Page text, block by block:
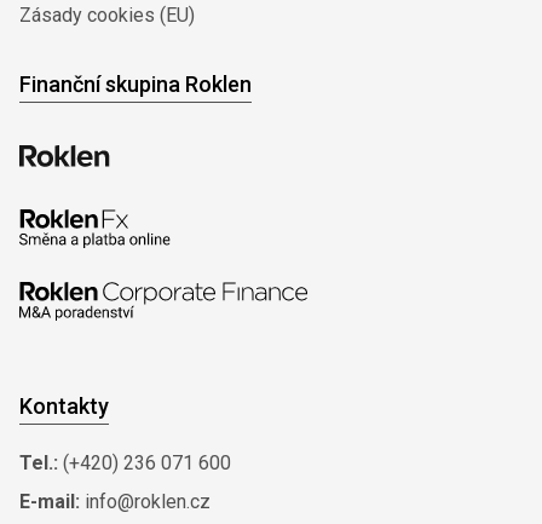
Zásady cookies (EU)
Finanční skupina Roklen
Kontakty
Tel.: (+420) 236 071 600
E-mail: info@roklen.cz